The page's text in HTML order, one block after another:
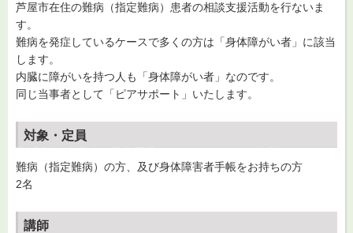
芦屋市在住の難病（指定難病）患者の相談支援活動を行ないま
す。
難病を発症しているケースで多くの方は「身体障がい者」に該当
します。
内臓に障がいを持つ人も「身体障がい者」なのです。
同じ当事者として「ピアサポート」いたします。
対象・定員
難病（指定難病）の方、及び身体障害者手帳をお持ちの方
2名
講師